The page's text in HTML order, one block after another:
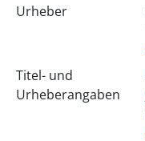
Urheber
Titel- und
Urheberangaben